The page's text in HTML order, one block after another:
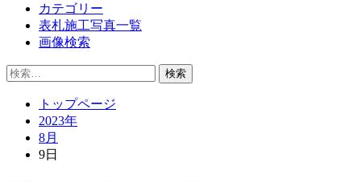
カテゴリー
表札施工写真一覧
画像検索
検
トップページ
2023年
8月
9日